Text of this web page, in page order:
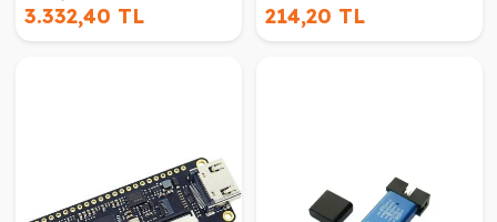
3.332,40 TL 214,20 TL